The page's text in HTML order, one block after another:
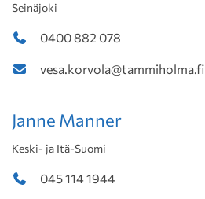
Seinäjoki
0400 882 078
vesa.korvola@tammiholma.fi
Janne Manner
Keski- ja Itä-Suomi
045 114 1944